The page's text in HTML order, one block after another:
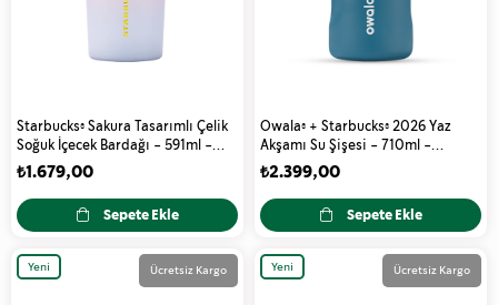
Starbucks® Sakura Tasarımlı Çelik
Soğuk İçecek Bardağı - 591ml -
11179478
₺1.679,00
Sepete Ekle
Owala® + Starbucks® 2026 Yaz
Akşamı Su Şişesi - 710ml -
11182400
₺2.399,00
Sepete Ekle
Ücretsiz Kargo
Yeni
Ücretsiz Kargo
Yeni